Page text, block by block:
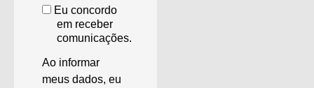
Eu concordo
em receber
comunicações.
Ao informar
meus dados, eu